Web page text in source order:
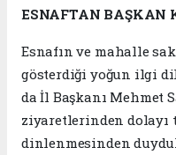
ESNAFTAN BAŞKAN
Esnafın ve mahalle
gösterdiği yoğun ilgi
da İl Başkanı Mehmet
ziyaretlerinden dolayı
dinlenmesinden